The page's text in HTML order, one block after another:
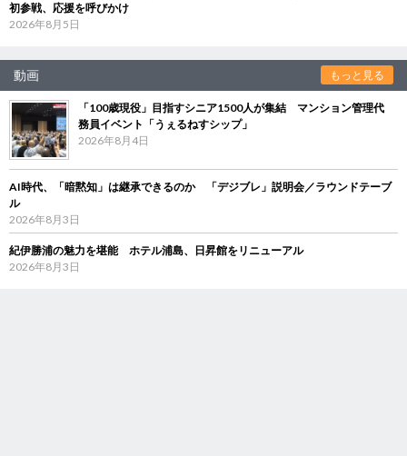
初参戦、応援を呼びかけ
2026年8月5日
動画 もっと見る
「100歳現役」目指すシニア1500人が集結 マンション管理代
務員イベント「うぇるねすシップ」
2026年8月4日
AI時代、「暗黙知」は継承できるのか 「デジブレ」説明会／ラウンドテーブ
ル
2026年8月3日
紀伊勝浦の魅力を堪能 ホテル浦島、日昇館をリニューアル
2026年8月3日